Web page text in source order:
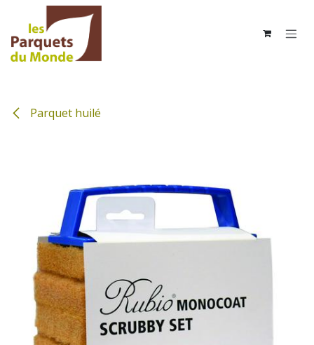
Se rendre au contenu
Parquet huilé